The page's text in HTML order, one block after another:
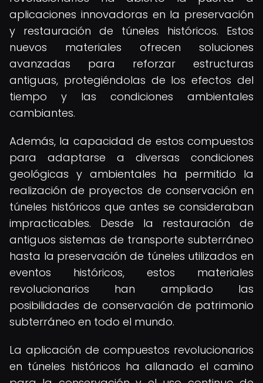
aplicaciones innovadoras en la preservación
y restauración de túneles históricos. Estos
nuevos materiales ofrecen soluciones
avanzadas para reforzar estructuras
antiguas, protegiéndolas de los efectos del
tiempo y las condiciones ambientales
cambiantes.
Además, la capacidad de estos compuestos
para adaptarse a diversas condiciones
geológicas y ambientales ha permitido la
realización de proyectos de conservación en
túneles históricos que antes se consideraban
impracticables. Desde la restauración de
antiguos sistemas de transporte subterráneo
hasta la preservación de túneles utilizados en
eventos históricos, estos materiales
revolucionarios han ampliado las
posibilidades de conservación de patrimonio
subterráneo en todo el mundo.
La aplicación de compuestos revolucionarios
en túneles históricos ha allanado el camino